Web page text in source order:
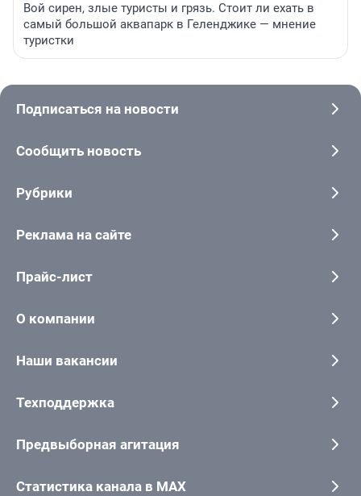
Вой сирен, злые туристы и грязь. Стоит ли ехать в
самый большой аквапарк в Геленджике — мнение
туристки
Подписаться на новости
Сообщить новость
Рубрики
Реклама на сайте
Прайс-лист
О компании
Наши вакансии
Техподдержка
Предвыборная агитация
Статистика канала в MAX